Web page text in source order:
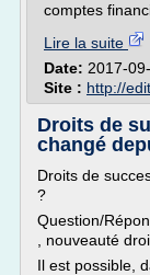
comptes
Lire la suite
Date: 2017-
Site : http://
Droits de
changé
Droits de
?
Question/
, nouveauté
Il est possible,